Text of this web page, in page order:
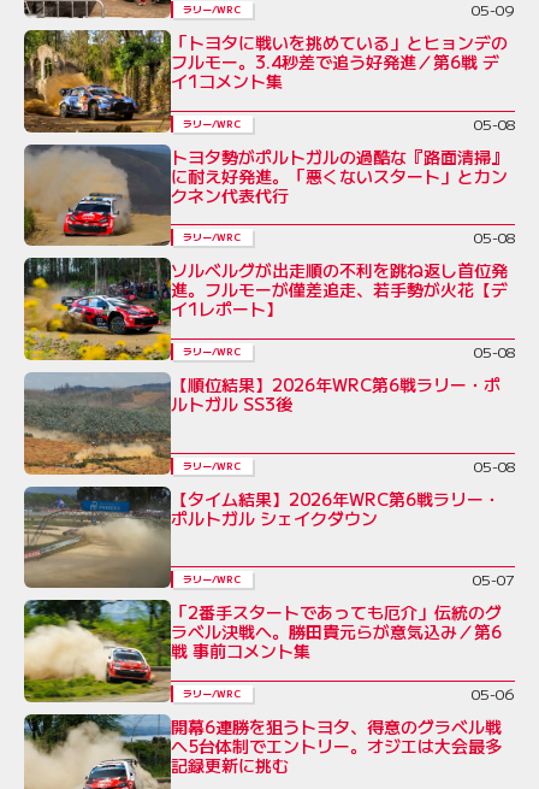
ラリー/WRC 05-09
「トヨタに戦いを挑めている」とヒョンデの
フルモー。3.4秒差で追う好発進／第6戦 デ
イ1コメント集
ラリー/WRC 05-08
トヨタ勢がポルトガルの過酷な『路面清掃』
に耐え好発進。「悪くないスタート」とカン
クネン代表代行
ラリー/WRC 05-08
ソルベルグが出走順の不利を跳ね返し首位発
進。フルモーが僅差追走、若手勢が火花【デ
イ1レポート】
ラリー/WRC 05-08
【順位結果】2026年WRC第6戦ラリー・ポ
ルトガル SS3後
ラリー/WRC 05-08
【タイム結果】2026年WRC第6戦ラリー・
ポルトガル シェイクダウン
ラリー/WRC 05-07
「2番手スタートであっても厄介」伝統のグ
ラベル決戦へ。勝田貴元らが意気込み／第6
戦 事前コメント集
ラリー/WRC 05-06
開幕6連勝を狙うトヨタ、得意のグラベル戦
へ5台体制でエントリー。オジエは大会最多
記録更新に挑む